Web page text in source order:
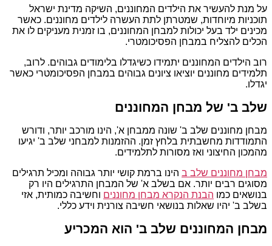
על מנת להעשיר את הילדים המחוננים, השיקה מדינת ישראל
תוכניות מיוחדות, שמטרתן לתת העשרה לילדים מחוננים. כאשר
מכינים ילד בעל יכולות למבחן המחוננים, בו זמנית מעניקים לו את
הכלים להצליח במבחן הפסיכומטרי.
רוב הילדים המחוננים יתמידו כשיגדלו בלימודים גבוהים. לרוב,
תלמידים מחוננים יוציאו ציונים גבוהים במבחן הפסיכומטרי כאשר
יגדלו.
שלב ב' של מבחן המחוננים
מבחן מחוננים שלב ב' שונה ממבחן א', הינו מורכב יותר, ודורש
התמודדות מחשבתית בלחץ זמן. ההזמנות למבחני שלב ב' יגיעו
מהמכון החיצוני ואז מסורות לתלמידים.
מבחן מחוננים שלב ב הינו ברמת קושי יותר גבוהה ומכיל תרגילים
מסוגים רבים יותר. אם בשלב א' של המבחן התרגילים היו רק
בנושאים כמו הבנת הנקרא מבחן מחוננים וחשיבה כמותית, אזי
בשלב ב' יהיו שאלות בנושאי חשיבה צורנית וידע כללי.
מבחן המחוננים שלב ב' הוא המכריע